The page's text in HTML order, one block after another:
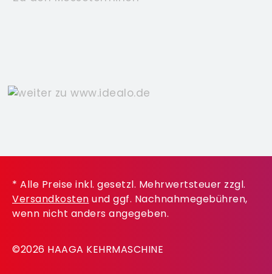
* Alle Preise inkl. gesetzl. Mehrwertsteuer zzgl.
Versandkosten und ggf. Nachnahmegebühren,
wenn nicht anders angegeben.
©2026 HAAGA KEHRMASCHINE